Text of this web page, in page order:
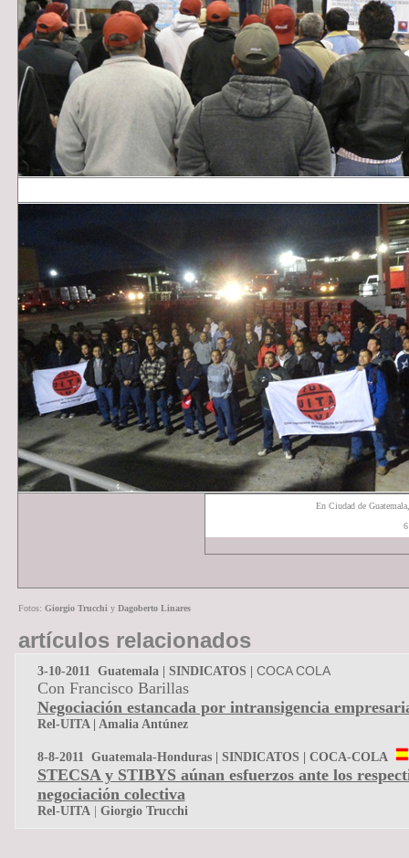
En Ciudad de
Fotos: Giorgio Trucchi y Dagoberto Linares
artículos relacionados
3-10-2011 Guatemala | SINDICATOS | COCA COLA
Con Francisco Barillas
Negociación estancada por intransigencia
Rel-UITA | Amalia Antúnez
8-8-2011 Guatemala-Honduras | SINDICATOS | COCA-COLA
STECSA y STIBYS aúnan esfuerzos ante los
negociación colectiva
Rel-UITA| Giorgio Trucchi